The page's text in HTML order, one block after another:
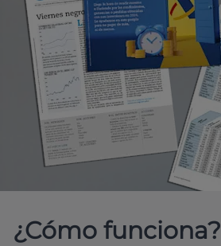
¿Cómo funciona?